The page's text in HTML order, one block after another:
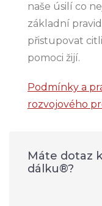
naše úsilí co
základní
přistupovat
pomoci žijí.
Podmínky a
rozvojového
Máte dotaz
dálku®?